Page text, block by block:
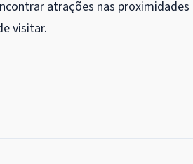
atrações nas proximidades
visitar.